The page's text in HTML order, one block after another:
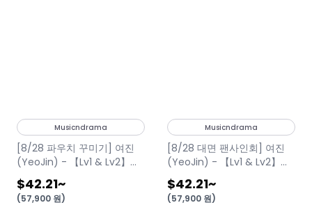
Musicndrama
[8/28 파우치 꾸미기] 여진
(YeoJin) - 【Lv1 & Lv2】
(LP)
$42.21~
(57,900 원)
Musicndrama
[8/28 대면 팬사인회] 여진
(YeoJin) - 【Lv1 & Lv2】
(LP)
$42.21~
(57,900 원)